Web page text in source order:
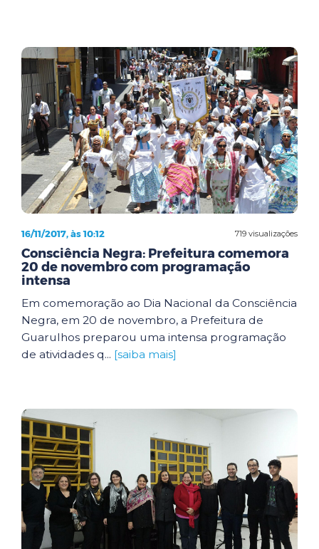
719 visualizações
16/11/2017, às 10:12
Consciência Negra: Prefeitura comemora
20 de novembro com programação
intensa
Em comemoração ao Dia Nacional da Consciência
Negra, em 20 de novembro, a Prefeitura de
Guarulhos preparou uma intensa programação
de atividades q... [saiba mais]